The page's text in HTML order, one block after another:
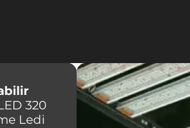
320
Ledi